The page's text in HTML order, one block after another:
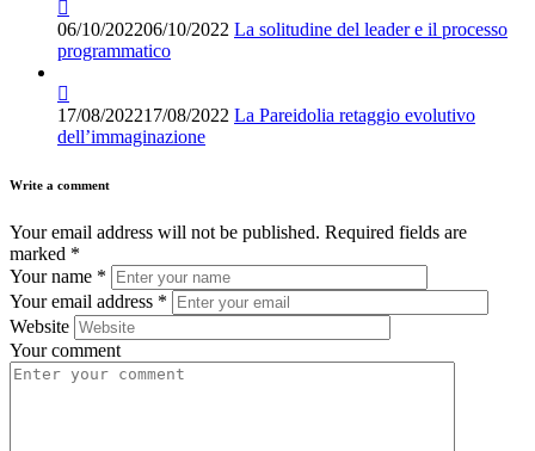
06/10/202206/10/2022 La solitudine del leader e il processo
programmatico
17/08/202217/08/2022 La Pareidolia retaggio evolutivo
dell’immaginazione
Write a comment
Your email address will not be published. Required fields are
marked *
Your name *
Your email address *
Website
Your comment